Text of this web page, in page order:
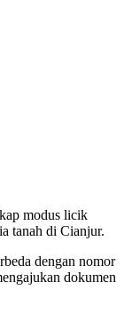
modus licik
tanah di Cianjur.
dengan nomor
dokumen